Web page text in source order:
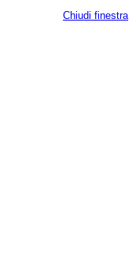
Chiudi finestra